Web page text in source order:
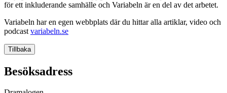
för ett inkluderande samhälle och Variabeln är en del av det arbetet.
Variabeln har en egen webbplats där du hittar alla artiklar, video och
podcast variabeln.se
Tillbaka
Besöksadress